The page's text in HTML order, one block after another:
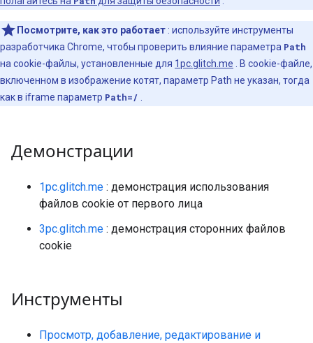
Посмотрите, как это работает : используйте инструменты
разработчика Chrome, чтобы проверить влияние параметра Path
на cookie-файлы, установленные для 1pc.glitch.me . В cookie-файле,
включенном в изображение котят, параметр Path не указан, тогда
как в iframe параметр Path=/
Демонстрации
1pc.glitch.me : демонстрация использования
файлов cookie от первого лица
3pc.glitch.me : демонстрация сторонних файлов
cookie
Инструменты
Просмотр, добавление, редактирование и